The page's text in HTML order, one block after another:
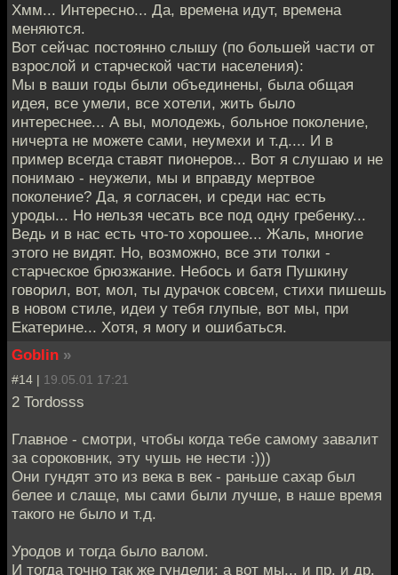
Хмм... Интересно... Да, времена идут, времена
меняются.
Вот сейчас постоянно слышу (по большей части от
взрослой и старческой части населения):
Мы в ваши годы были объединены, была общая
идея, все умели, все хотели, жить было
интереснее... А вы, молодежь, больное поколение,
ничерта не можете сами, неумехи и т.д.... И в
пример всегда ставят пионеров... Вот я слушаю и не
понимаю - неужели, мы и вправду мертвое
поколение? Да, я согласен, и среди нас есть
уроды... Но нельзя чесать все под одну гребенку...
Ведь и в нас есть что-то хорошее... Жаль, многие
этого не видят. Но, возможно, все эти толки -
старческое брюзжание. Небось и батя Пушкину
говорил, вот, мол, ты дурачок совсем, стихи пишешь
в новом стиле, идеи у тебя глупые, вот мы, при
Екатерине... Хотя, я могу и ошибаться.
Goblin »
#14 | 19.05.01 17:21
2 Tordosss
Главное - смотри, чтобы когда тебе самому завалит
за сороковник, эту чушь не нести :)))
Они гундят это из века в век - раньше сахар был
белее и слаще, мы сами были лучше, в наше время
такого не было и т.д.
Уродов и тогда было валом.
И тогда точно так же гундели: а вот мы... и пр. и др.